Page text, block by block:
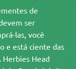
de
ser
las, você
e está ciente das
Herbies Head